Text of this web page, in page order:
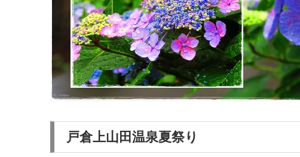
戸倉上山田温泉夏祭り